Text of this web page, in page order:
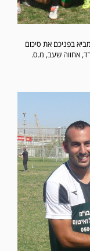
בפניכם את סיכום
אחווה שעב, מ.ס.